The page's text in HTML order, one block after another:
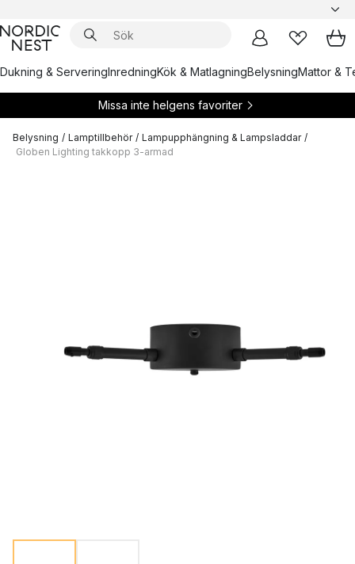
Dukning & ServeringInredningKök & MatlagningBelysningMattor &
Missa inte helgens favoriter
Belysning / Lamptillbehör / Lampupphängning & Lampsladdar /
Globen Lighting takkopp 3-armad